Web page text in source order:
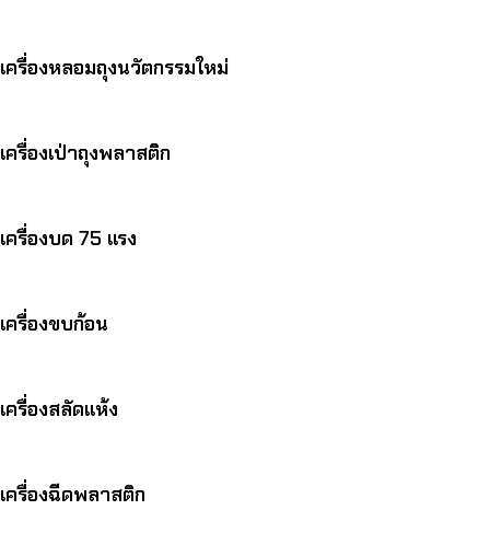
เครื่องหลอมถุงนวัตกรรมใหม่
เครื่องเป่าถุงพลาสติก
เครื่องบด 75 แรง
เครื่องขบก้อน
เครื่องสลัดแห้ง
เครื่องฉีดพลาสติก